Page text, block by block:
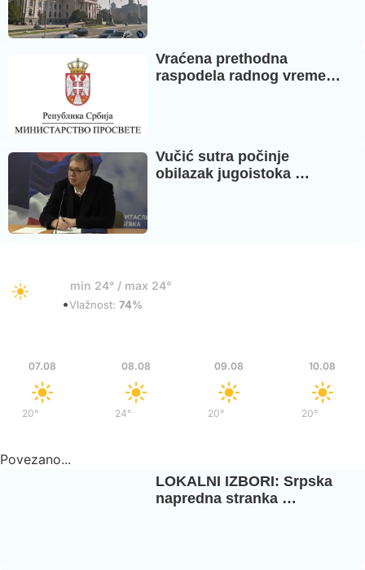
Vraćena prethodna
raspodela radnog vreme…
Vučić sutra počinje
obilazak jugoistoka …
min 24° / max 24°
•Vlažnost: 74%
07.08
20°/
08.08
24°
09.08
20°
10.08
20°
Povezano...
LOKALNI IZBORI: Srpska
napredna stranka …